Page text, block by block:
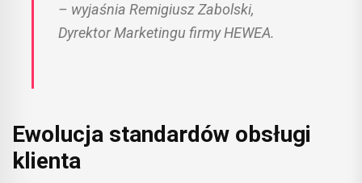
– wyjaśnia Remigiusz Zabolski,
Dyrektor Marketingu firmy HEWEA.
Ewolucja standardów obsługi
klienta